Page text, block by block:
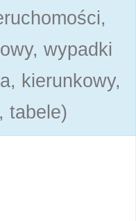
wypadki
kierunkowy,
tabele)